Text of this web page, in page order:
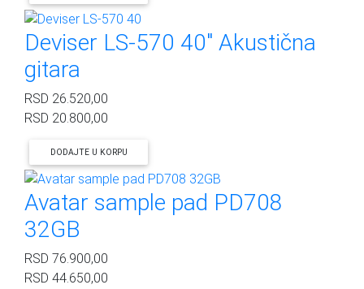
Deviser LS-570 40" Akustična
gitara
RSD 26.520,00
RSD 20.800,00
DODAJTE U KORPU
Avatar sample pad PD708
32GB
RSD 76.900,00
RSD 44.650,00